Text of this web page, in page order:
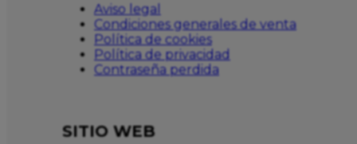
Aviso legal
Condiciones generales de venta
Política de cookies
Política de privacidad
Contraseña perdida
SITIO WEB